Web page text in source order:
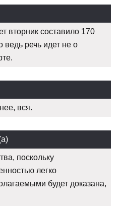
вторник составило 170
ведь речь идет не о
вся.
поскольку
легко
будет доказана,